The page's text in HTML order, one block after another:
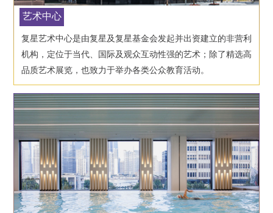
艺术中心
复星艺术中心是由复星及复星基金会发起并出资建立的非营利
机构，定位于当代、国际及观众互动性强的艺术；除了精选高
品质艺术展览，也致力于举办各类公众教育活动。